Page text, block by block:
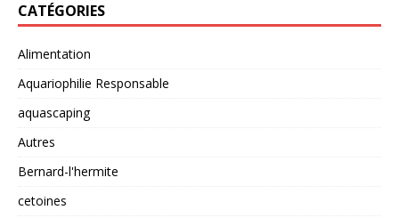
CATÉGORIES
Alimentation
Aquariophilie Responsable
aquascaping
Autres
Bernard-l'hermite
cetoines